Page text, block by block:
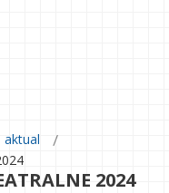
aktual
2024